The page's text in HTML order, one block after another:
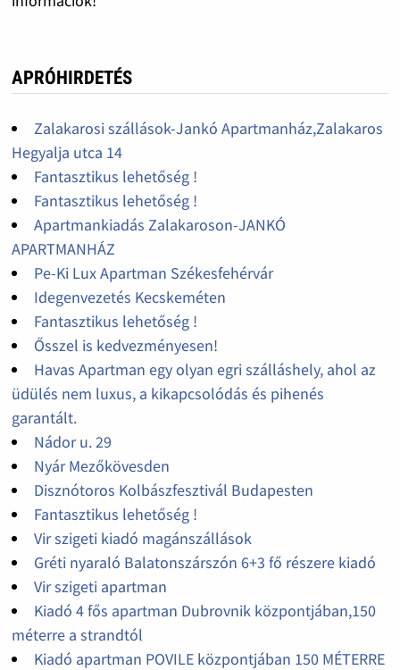
APRÓHIRDETÉS
Zalakarosi szállások-Jankó Apartmanház,Zalakaros
Hegyalja utca 14
Fantasztikus lehetőség !
Fantasztikus lehetőség !
Apartmankiadás Zalakaroson-JANKÓ
APARTMANHÁZ
Pe-Ki Lux Apartman Székesfehérvár
Idegenvezetés Kecskeméten
Fantasztikus lehetőség !
Ősszel is kedvezményesen!
Havas Apartman egy olyan egri szálláshely, ahol az
üdülés nem luxus, a kikapcsolódás és pihenés
garantált.
Nádor u. 29
Nyár Mezőkövesden
Disznótoros Kolbászfesztivál Budapesten
Fantasztikus lehetőség !
Vir szigeti kiadó magánszállások
Gréti nyaraló Balatonszárszón 6+3 fő részere kiadó
Vir szigeti apartman
Kiadó 4 fős apartman Dubrovnik központjában,150
méterre a strandtól
Kiadó apartman POVILE központjában 150 MÉTERRE